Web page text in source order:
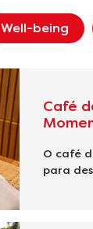
Well-being
Café
O café
para